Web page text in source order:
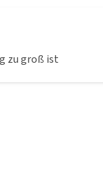
zu groß ist